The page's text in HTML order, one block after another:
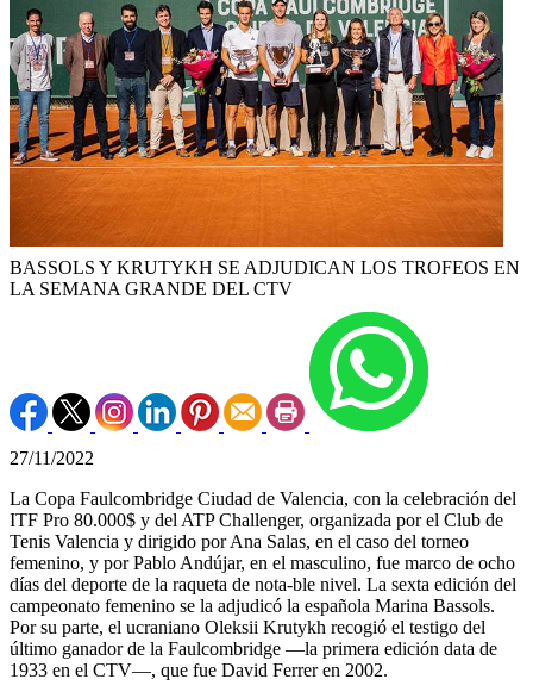
BASSOLS Y KRUTYKH SE ADJUDICAN LOS TROFEOS EN
LA SEMANA GRANDE DEL CTV
27/11/2022
La Copa Faulcombridge Ciudad de Valencia, con la celebración del
ITF Pro 80.000$ y del ATP Challenger, organizada por el Club de
Tenis Valencia y dirigido por Ana Salas, en el caso del torneo
femenino, y por Pablo Andújar, en el masculino, fue marco de ocho
días del deporte de la raqueta de nota-ble nivel. La sexta edición del
campeonato femenino se la adjudicó la española Marina Bassols.
Por su parte, el ucraniano Oleksii Krutykh recogió el testigo del
último ganador de la Faulcombridge —la primera edición data de
1933 en el CTV—, que fue David Ferrer en 2002.